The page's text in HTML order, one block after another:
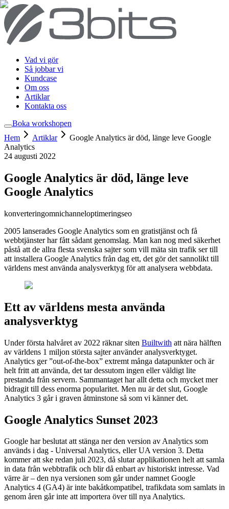
Vad vi gör
Så jobbar vi
Kundcase
Om oss
Artiklar
Kontakta oss
Boka workshopen
Hem
Artiklar
Google Analytics är död, länge leve Google
Analytics
24 augusti 2022
Google Analytics är död, länge leve
Google Analytics
konverteringomnichanneloptimeringseo
2005 lanserades Google Analytics som en gratistjänst och få
webbtjänster har fått sådant genomslag. Man kan nog med säkerhet
påstå att de allra flesta svenska sajter som vill mäta sin trafik ser till
att installera Google Analytics från dag ett, det gör det sannolikt till
världens mest använda analysverktyg för att analysera webbdata.
Ett av världens mesta använda
analysverktyg
Under första halvåret av 2022 räknar siten Builtwith att nära hälften
av världens 1 miljon största sajter använder analysverktyget.
Analytics ger ”out-of-the-box” extremt många datapunkter och är
helt fritt att använda, det tar dessutom ingen eller väldigt lite
prestanda från servern. Sammantaget har allt detta och mycket mer
bidragit till dess enorma popularitet. Men nu är det slut, Google
Analytics 3 går i graven åtminstone så som vi känner det.
Google Analytics Sunset 2023
Google har beslutat att stänga ner den version av Analytics som
används i dag - Universal Analytics, eller UA version 3. Detta
kommer att ske redan juli 2023, då slutar applikationen helt att samla
in data från webbtrafik och blir då enbart av historiskt intresse. Vad
värre är – den nya versionen som går under namnet Google
Analytics 4 (GA4) är inte bakåtkompatibel, trafikdata som samlats in
genom åren går inte att importera över till nya Analytics.